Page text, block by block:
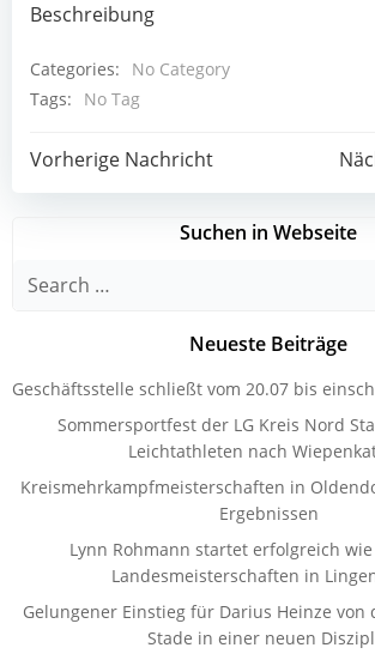
Beschreibung
Categories:
No Category
Tags:
No Tag
Post
navigation
Vorherige Nachricht
Post
Suchen in Webseite
Search
Neueste Beiträge
Geschäftsstelle schließt vom 20.07 bis
Sommersportfest der LG Kreis Nord
Leichtathleten nach
Kreismehrkampfmeisterschaften in
Ergebnissen
Lynn Rohmann startet erfolgreich
Landesmeisterschaften in
Gelungener Einstieg für Darius Heinze von
Stade in einer neuen